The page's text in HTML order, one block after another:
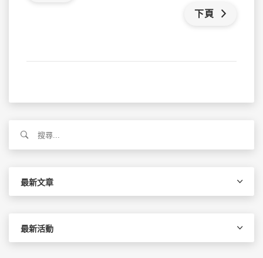
下頁
關
最新文章
最新活動